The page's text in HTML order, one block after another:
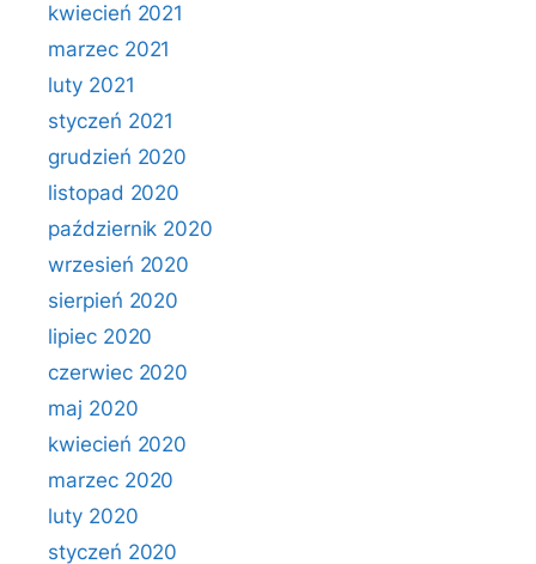
kwiecień 2021
marzec 2021
luty 2021
styczeń 2021
grudzień 2020
listopad 2020
październik 2020
wrzesień 2020
sierpień 2020
lipiec 2020
czerwiec 2020
maj 2020
kwiecień 2020
marzec 2020
luty 2020
styczeń 2020